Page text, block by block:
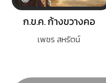
ก.ข.ค. ก้างขวางคอ
เพชร สหรัตน์